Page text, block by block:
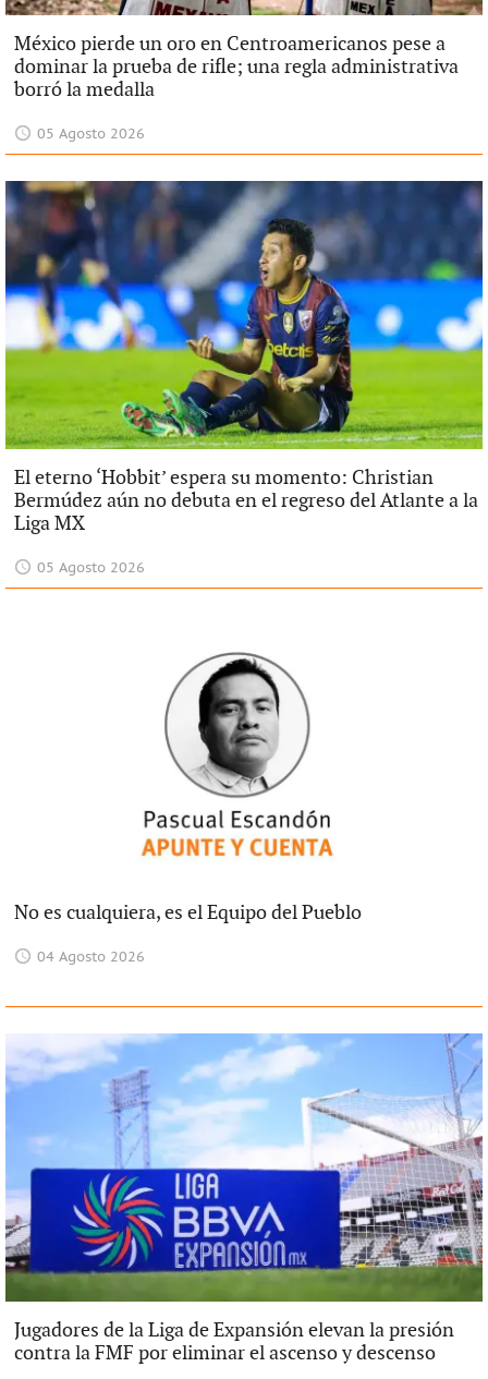
México pierde un oro en Centroamericanos pese a
dominar la prueba de rifle; una regla administrativa
borró la medalla
05 Agosto 2026
El eterno ‘Hobbit’ espera su momento: Christian
Bermúdez aún no debuta en el regreso del Atlante a la
Liga MX
05 Agosto 2026
No es cualquiera, es el Equipo del Pueblo
04 Agosto 2026
Jugadores de la Liga de Expansión elevan la presión
contra la FMF por eliminar el ascenso y descenso